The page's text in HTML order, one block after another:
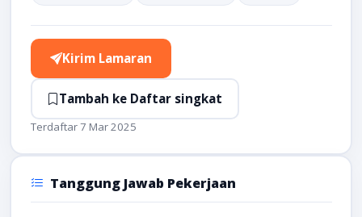
Kirim Lamaran
Tambah ke Daftar singkat
Terdaftar 7 Mar 2025
Tanggung Jawab Pekerjaan